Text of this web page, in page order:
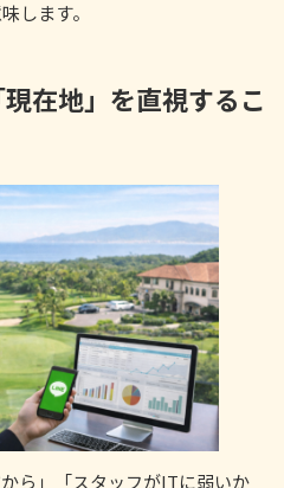
します。
在地」を直視するこ
ら」「スタッフがITに弱いか